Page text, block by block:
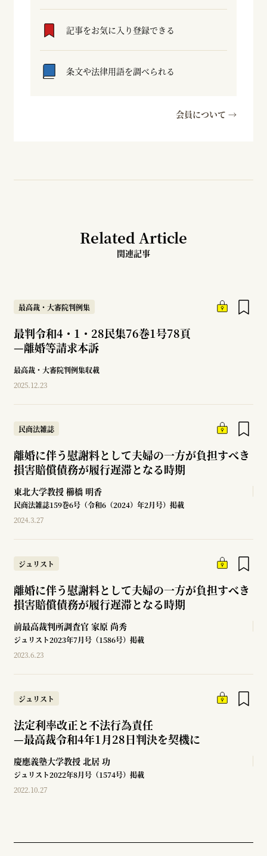
記事をお気に入り登録できる
条文や法律用語を調べられる
会員について →
Related Article
関連記事
最高裁・大審院判例集
最判令和4・1・28民集76巻1号78頁
—離婚等請求本訴
最高裁・大審院判例集収載
2025.12.23
民商法雑誌
離婚に伴う慰謝料として夫婦の一方が負担すべき
損害賠償債務が履行遅滞となる時期
東北大学教授 櫛橋 明香
民商法雑誌159巻6号（令和6（2024）年2月号）掲載
2024.3.27
ジュリスト
離婚に伴う慰謝料として夫婦の一方が負担すべき
損害賠償債務が履行遅滞となる時期
前最高裁判所調査官 家原 尚秀
ジュリスト2023年7月号（1586号）掲載
2023.6.23
ジュリスト
法定利率改正と不法行為責任
—最高裁令和4年1月28日判決を契機に
慶應義塾大学教授 北居 功
ジュリスト2022年8月号（1574号）掲載
2022.10.27